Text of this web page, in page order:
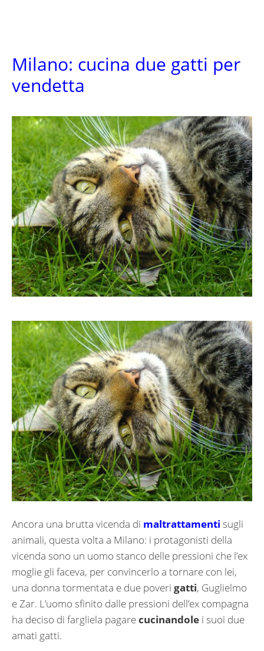
Milano: cucina due gatti per
vendetta
Ancora una brutta vicenda di maltrattamenti sugli
animali, questa volta a Milano: i protagonisti della
vicenda sono un uomo stanco delle pressioni che l’ex
moglie gli faceva, per convincerlo a tornare con lei,
una donna tormentata e due poveri gatti, Guglielmo
e Zar. L’uomo sfinito dalle pressioni dell’ex compagna
ha deciso di fargliela pagarecucinandole i suoi due
amati gatti.